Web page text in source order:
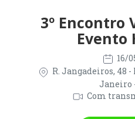
3º Encontro
Evento
16/
R. Jangadeiros, 48
Janeiro
Com